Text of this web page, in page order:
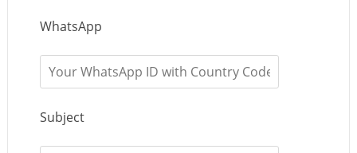
WhatsApp
Subject